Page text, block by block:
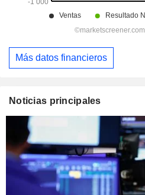
Más datos financieros
Noticias principales